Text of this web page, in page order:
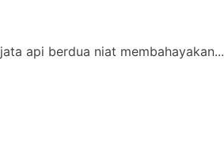
api berdua niat membahayakan...